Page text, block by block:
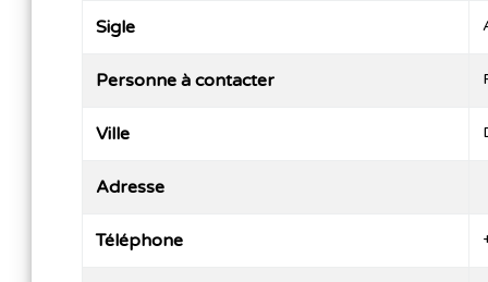
Sigle
Personne à contacter
Ville
Adresse
Téléphone